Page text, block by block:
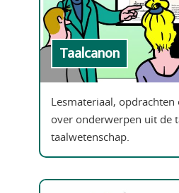
Taalcanon
Lesmateriaal,
over onderwerpen uit de
taalwetenschap.